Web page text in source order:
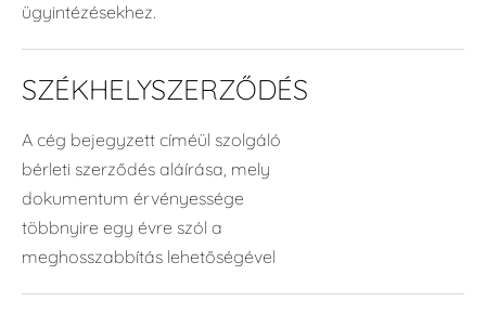
ügyintézésekhez.
SZÉKHELYSZERZŐDÉS
A cég bejegyzett címéül szolgáló
bérleti szerződés aláírása, mely
dokumentum érvényessége
többnyire egy évre szól a
meghosszabbítás lehetőségével